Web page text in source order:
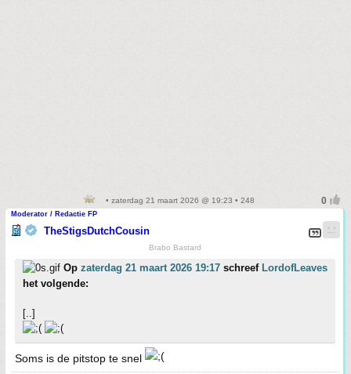
• zaterdag 21 maart 2026 @ 19:23 • 248
Moderator / Redactie FP
TheStigsDutchCousin
Brabo Bastard
Op zaterdag 21 maart 2026 19:17 schreef LordofLeaves
het volgende:
[..]
Soms is de pitstop te snel